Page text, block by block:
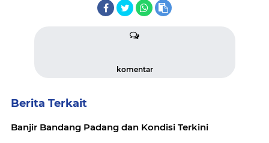
komentar
Berita Terkait
Banjir Bandang Padang dan Kondisi Terkini